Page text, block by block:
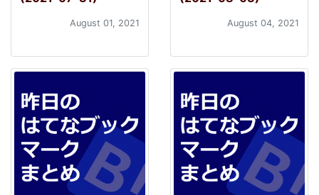
August 01, 2021 August 04, 2021